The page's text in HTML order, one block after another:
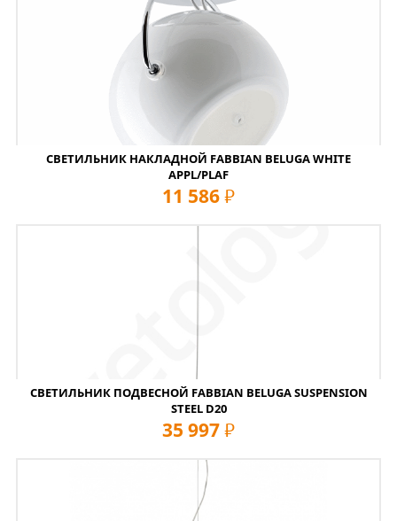
СВЕТИЛЬНИК НАКЛАДНОЙ FABBIAN BELUGA WHITE
APPL/PLAF
11 586 руб
СВЕТИЛЬНИК ПОДВЕСНОЙ FABBIAN BELUGA SUSPENSION
STEEL D20
35 997 руб